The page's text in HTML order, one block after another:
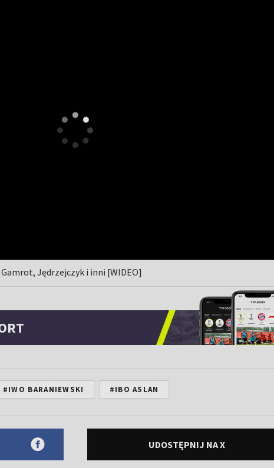
Gamrot, Jędrzejczyk i inni [WIDEO]
#IWO BARANIEWSKI #IBO ASLAN
UDOSTĘPNIJ NA X